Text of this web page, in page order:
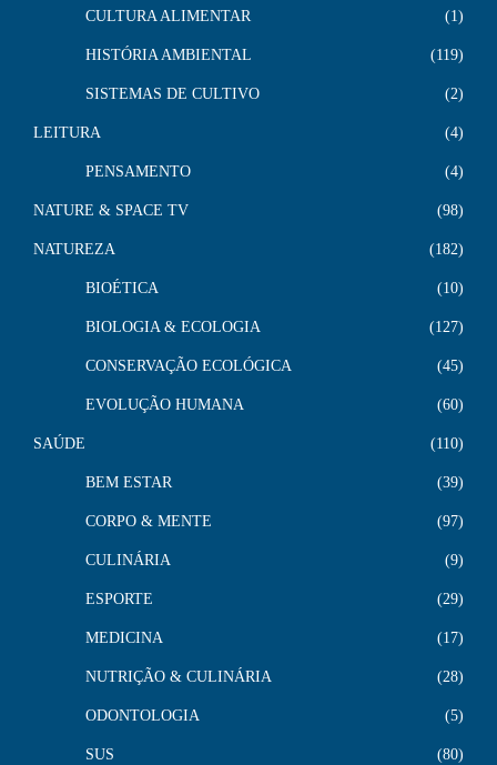
CULTURA ALIMENTAR 1
HISTÓRIA AMBIENTAL 119
SISTEMAS DE CULTIVO 2
LEITURA 4
PENSAMENTO 4
NATURE & SPACE TV 98
NATUREZA 182
BIOÉTICA 10
BIOLOGIA & ECOLOGIA 127
CONSERVAÇÃO ECOLÓGICA 45
EVOLUÇÃO HUMANA 60
SAÚDE 110
BEM ESTAR 39
CORPO & MENTE 97
CULINÁRIA 9
ESPORTE 29
MEDICINA 17
NUTRIÇÃO & CULINÁRIA 28
ODONTOLOGIA 5
SUS 80